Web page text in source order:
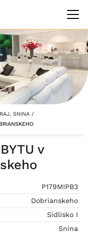
SNINA /
v
P179MIPB3
Dobrianskeho
Sídlisko I
Snina